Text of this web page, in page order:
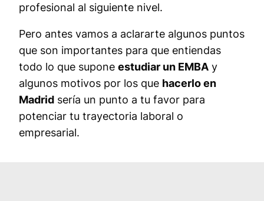
profesional al siguiente nivel.
Pero antes vamos a aclararte algunos puntos
que son importantes para que entiendas
todo lo que supone estudiar un EMBA y
algunos motivos por los que hacerlo en
Madrid sería un punto a tu favor para
potenciar tu trayectoria laboral o
empresarial.